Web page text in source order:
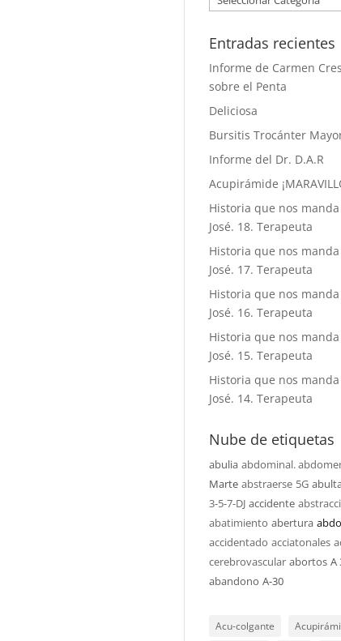
Entradas recientes
Informe de Carmen
sobre el Penta
Deliciosa
Bursitis Trocánter
Informe del Dr. D.A.R
Acupirámide
Historia que nos manda
José. 18. Terapeuta
Historia que nos manda
José. 17. Terapeuta
Historia que nos manda
José. 16. Terapeuta
Historia que nos manda
José. 15. Terapeuta
Historia que nos manda
José. 14. Terapeuta
Nube de etiquetas
abulia abdominal.
Marte abstraerse 5G
3-5-7-DJ accidente
abatimiento abertura
accidentado acciatonales
cerebrovascular abortos A
abandono A-30
Acu-colgante